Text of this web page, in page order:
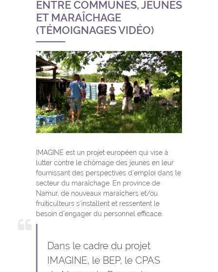
ENTRE COMMUNES, JEUNES
ET MARAÎCHAGE
(TÉMOIGNAGES VIDÉO)
IMAGINE est un projet européen qui vise à
lutter contre le chômage des jeunes en leur
fournissant des perspectives d’emploi dans le
secteur du maraîchage. En province de
Namur, de nouveaux maraîchers et/ou
fruiticulteurs s’installent et ressentent le
besoin d’engager du personnel efficace.
Dans le cadre du projet
IMAGINE, le BEP, le CPAS